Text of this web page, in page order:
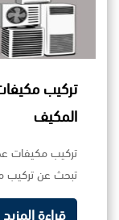
المكيف
تبحث عن تركيب
قراءة المزيد